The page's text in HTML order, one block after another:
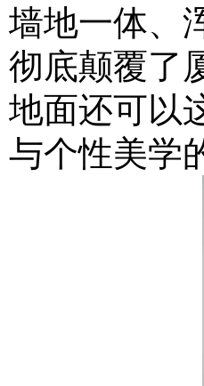
墙地一体、
彻底颠覆了
地面还可以
与个性美学